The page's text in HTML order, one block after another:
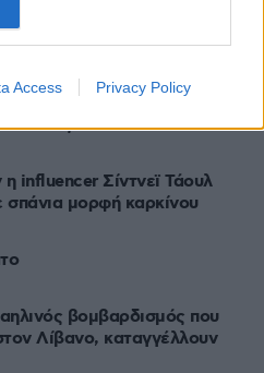
Access Privacy Policy
σήμερα Παρασκευή
Υεμένη και 11 τραυματίες
των Χούθι
influencer Σίντνεϊ Τάουλ
σπάνια μορφή καρκίνου
βομβαρδισμός που
Λίβανο, καταγγέλλουν